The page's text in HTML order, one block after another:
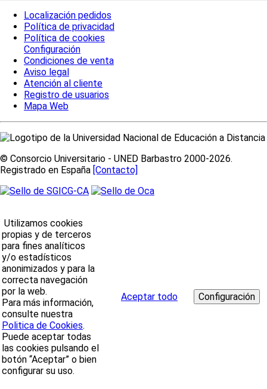
Localización pedidos
Política de privacidad
Política de cookies
Configuración
Condiciones de venta
Aviso legal
Atención al cliente
Registro de usuarios
Mapa Web
© Consorcio Universitario - UNED Barbastro 2000-2026.
Registrado en España [Contacto]
Utilizamos cookies
propias y de terceros
para fines analíticos
y/o estadísticos
anonimizados y para la
correcta navegación
por la web.
Para más información,
consulte nuestra
Politica de Cookies.
Puede aceptar todas
las cookies pulsando el
botón “Aceptar” o bien
configurar su uso.
Aceptar todo